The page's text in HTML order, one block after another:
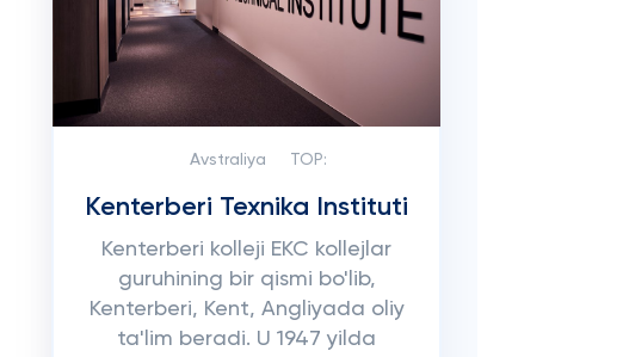
Avstraliya TOP:
Kenterberi Texnika Instituti
Kenterberi kolleji EKC kollejlar
guruhining bir qismi bo'lib,
Kenterberi, Kent, Angliyada oliy
ta'lim beradi. U 1947 yilda